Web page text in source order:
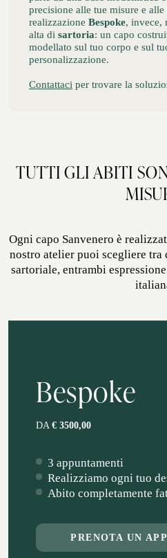
precisione alle tue misure e
realizzazione Bespoke, invece,
alta di sartoria: un capo
modellato sul tuo corpo e sul
personalizzazione.
Contattaci per trovare la
TUTTI GLI ABITI
Ogni capo Sanvenero è
nostro atelier puoi scegliere
sartoriale, entrambi
Bespoke
DA € 3500,00
3 appuntamenti
Realizziamo ogni tuo
Abito completamente
PRENOTA UN